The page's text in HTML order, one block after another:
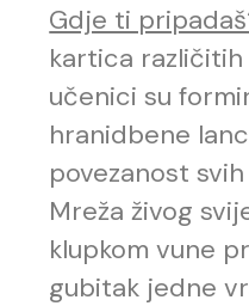
Gdje ti
kartica različitih
učenici su
hranidbene
povezanost
Mreža živog
klupkom vune
gubitak jedne